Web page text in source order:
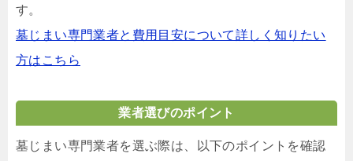
す。
墓じまい専門業者と費用目安について詳しく知りたい
方はこちら
業者選びのポイント
墓じまい専門業者を選ぶ際は、以下のポイントを確認